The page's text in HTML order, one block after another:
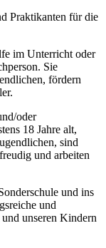
Praktikanten für die
im Unterricht oder
Sie
fördern
oder
18 Jahre alt,
sind
und arbeiten
und ins
und
unseren Kindern